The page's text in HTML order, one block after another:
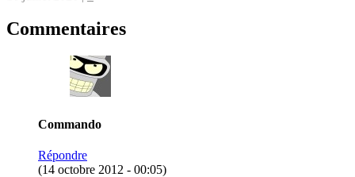
Commentaires
Commando
Répondre
(14 octobre 2012 - 00:05)